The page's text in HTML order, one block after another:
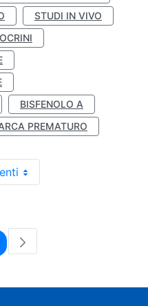
STUDI IN VIVO
BISFENOLO A
PREMATURO